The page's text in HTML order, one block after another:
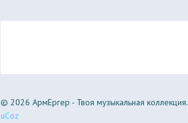
© 2026 АрмЕргер - Твоя музыкальная коллекция.
uCoz